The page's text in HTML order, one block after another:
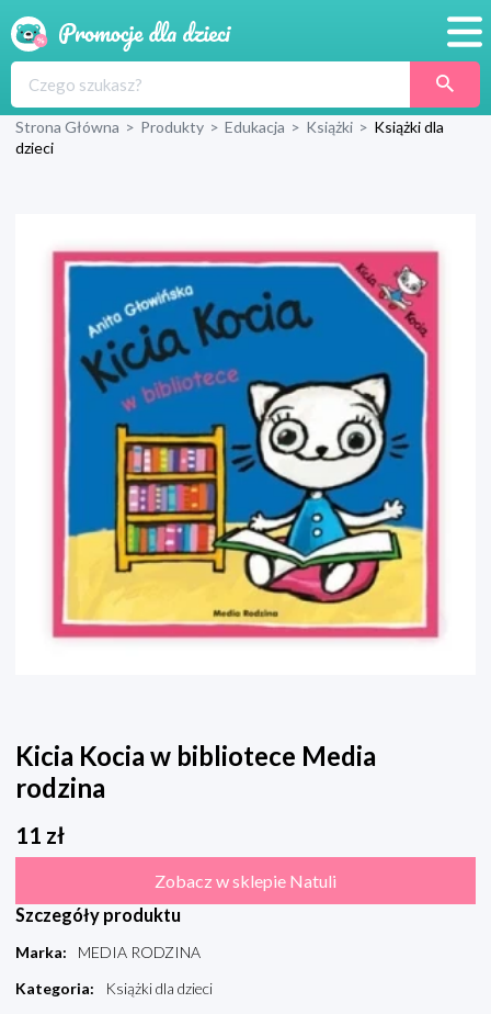
Produkty
Wyprawka
Strona Główna > Produkty > Edukacja > Książki > Książki dla
dzieci
Kicia Kocia w bibliotece Media
rodzina
11 zł
Zobacz w sklepie Natuli
Szczegóły produktu
Marka:
MEDIA RODZINA
Kategoria:
Książki dla dzieci